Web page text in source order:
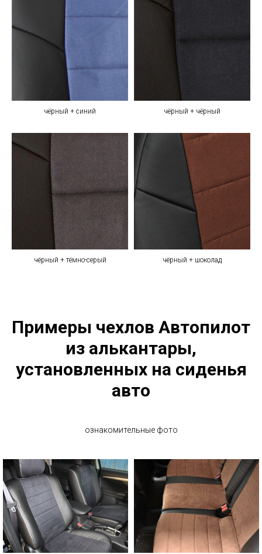
чёрный + синий чёрный + чёрный
чёрный + тёмно-серый чёрный + шоколад
Примеры чехлов Автопилот
из алькантары,
установленных на сиденья
авто
ознакомительные фото